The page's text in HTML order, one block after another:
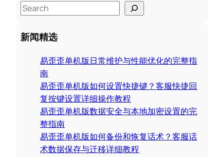
S
e
a
r
新闻精选
易歪歪单机版日常维护与性能优化的完整指
南
易歪歪单机版如何设置快捷键？客服快捷回
复按键设置详细操作教程
易歪歪单机版数据安全与本地加密设置的完
整指南
易歪歪单机版如何备份和恢复话术？客服话
术数据保存与迁移详细教程